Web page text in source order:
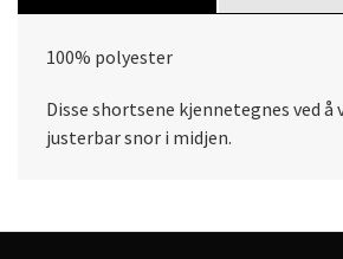
100% polyester
Disse shortsene kjennetegnes ved
justerbar snor i midjen.